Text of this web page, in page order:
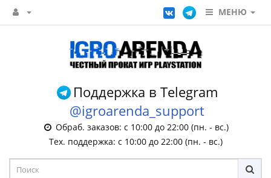
МЕНЮ
Поддержка в Telegram
@igroarenda_support
Обраб. заказов: с 10:00 до 22:00 (пн. - вс.)
Тех. поддержка: с 10:00 до 22:00 (пн. - вс.)